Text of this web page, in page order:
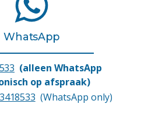
WhatsApp
(alleen WhatsApp
op afspraak)
(WhatsApp only)